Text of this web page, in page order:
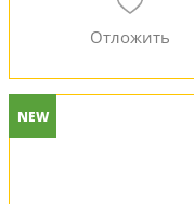
NEW